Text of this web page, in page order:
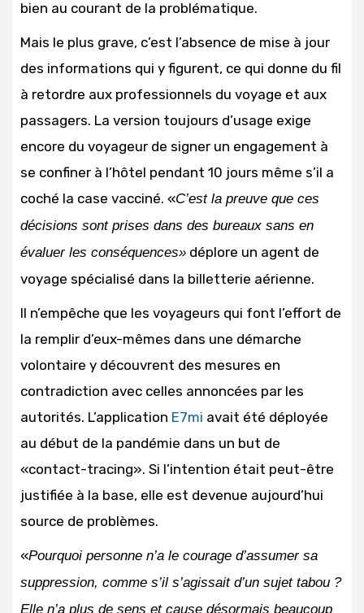
bien au courant de la problématique.
Mais le plus grave, c’est l’absence de mise à jour
des informations qui y figurent, ce qui donne du fil
à retordre aux professionnels du voyage et aux
passagers. La version toujours d’usage exige
encore du voyageur de signer un engagement à
se confiner à l’hôtel pendant 10 jours même s’il a
coché la case vacciné. «C’est la preuve que ces
décisions sont prises dans des bureaux sans en
évaluer les conséquences» déplore un agent de
voyage spécialisé dans la billetterie aérienne.
Il n’empêche que les voyageurs qui font l’effort de
la remplir d’eux-mêmes dans une démarche
volontaire y découvrent des mesures en
contradiction avec celles annoncées par les
autorités. L’application E7mi avait été déployée
au début de la pandémie dans un but de
«contact-tracing». Si l’intention était peut-être
justifiée à la base, elle est devenue aujourd’hui
source de problèmes.
«Pourquoi personne n’a le courage d’assumer sa
suppression, comme s’il s’agissait d’un sujet tabou ?
Elle n’a plus de sens et cause désormais beaucoup